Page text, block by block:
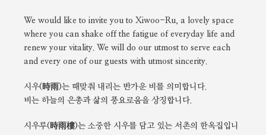
We would like to invite you to Xiwoo-Ru, a lovely space
where you can shake off the fatigue of everyday life and
renew your vitality. We will do our utmost to serve each
and every one of our guests with utmost sincerity.
시우(時雨)는 때맞춰 내리는 반가운 비를 의미합니다.
비는 하늘의 은총과 삶의 풍요로움을 상징합니다.
시우루(時雨樓)는 소중한 시우를 담고 있는 서촌의 한옥집입니